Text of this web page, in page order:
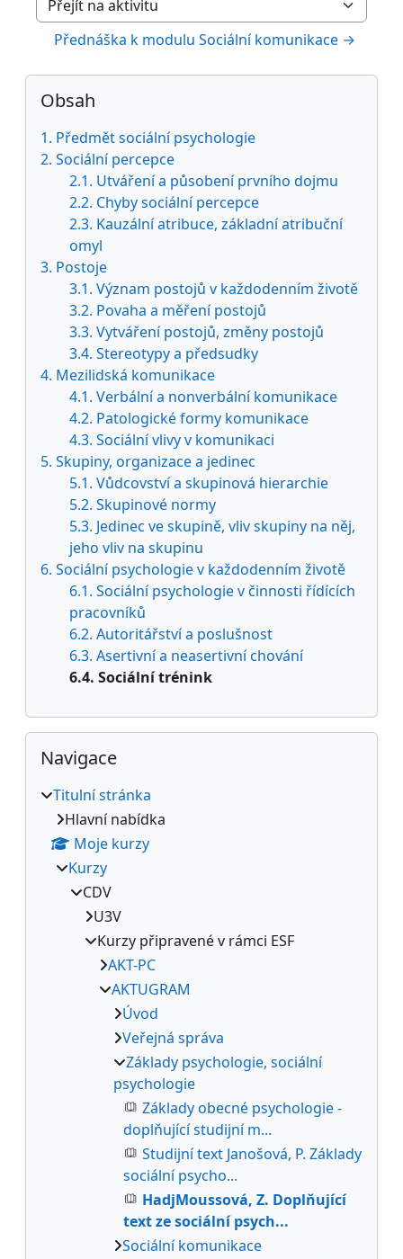
Přejít na aktivitu
Přednáška k modulu Sociální komunikace →
Bloky
Přeskočit: Obsah
Obsah
1. Předmět sociální psychologie
2. Sociální percepce
2.1. Utváření a působení prvního dojmu
2.2. Chyby sociální percepce
2.3. Kauzální atribuce, základní atribuční
omyl
3. Postoje
3.1. Význam postojů v každodenním životě
3.2. Povaha a měření postojů
3.3. Vytváření postojů, změny postojů
3.4. Stereotypy a předsudky
4. Mezilidská komunikace
4.1. Verbální a nonverbální komunikace
4.2. Patologické formy komunikace
4.3. Sociální vlivy v komunikaci
5. Skupiny, organizace a jedinec
5.1. Vůdcovství a skupinová hierarchie
5.2. Skupinové normy
5.3. Jedinec ve skupině, vliv skupiny na něj,
jeho vliv na skupinu
6. Sociální psychologie v každodenním životě
6.1. Sociální psychologie v činnosti řídících
pracovníků
6.2. Autoritářství a poslušnost
6.3. Asertivní a neasertivní chování
6.4. Sociální trénink
Přeskočit: Navigace
Navigace
Titulní stránka
Hlavní nabídka
Moje kurzy
Kurzy
CDV
U3V
Kurzy připravené v rámci ESF
AKT-PC
AKTUGRAM
Úvod
Veřejná správa
Základy psychologie, sociální
psychologie
Základy obecné psychologie -
doplňující studijní m...
Studijní text Janošová, P. Základy
sociální psycho...
HadjMoussová, Z. Doplňující
text ze sociální psych...
Sociální komunikace